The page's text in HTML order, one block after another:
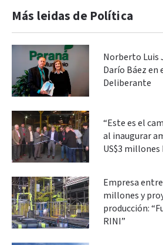
Más leidas de Política
Norberto Luis
Darío Báez en
Deliberante
“Este es el
al inaugurar
US$3 millones
Empresa
millones y
producción:
RINI”